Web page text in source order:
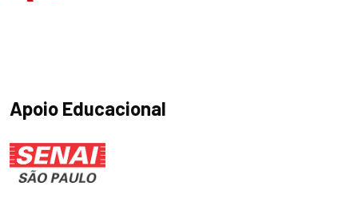
Apoio Educacional